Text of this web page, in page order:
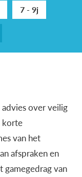
7 - 9j
over veilig
korte
van het
afspraken en
van